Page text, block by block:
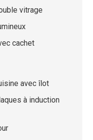
vitrage
cachet
avec îlot
à induction